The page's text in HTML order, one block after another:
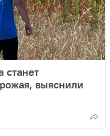
станет
выяснили